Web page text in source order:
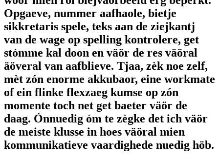
Opgaeve, nummer aafhaole, bietje
sikkretaris spele, teks aan de ziejkantj
van de wage op spelling kontrolere, get
stómme kal doon en väör de res väöral
äöveral van aafblieve. Tjaa, zèk noe zelf,
mèt zón enorme akkubaor, eine workmate
of ein flinke flexzaeg kumse op zón
momente toch net get baeter väör de
daag. Ónnuedig óm te zègke det ich väör
de meiste klusse in hoes väöral mien
kommunikatieve vaardighede nuedig höb.